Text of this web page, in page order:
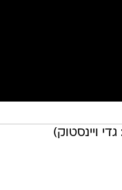
ויינסטוק)